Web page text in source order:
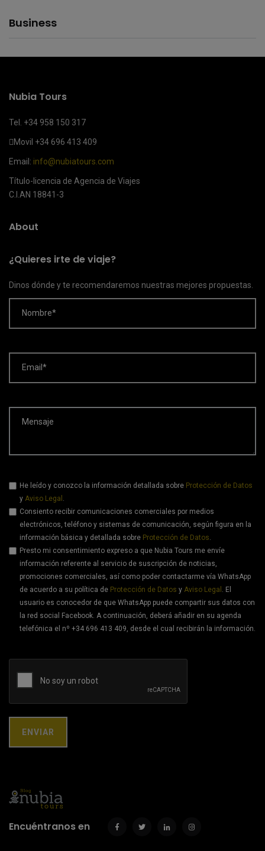
Business
Nubia Tours
Tel. +34 958 150 317
Movil +34 696 413 409
Email: info@nubiatours.com
Título-licencia de Agencia de Viajes
C.I.AN 18841-3
About
¿Quieres irte de viaje?
Dinos dónde y te recomendaremos nuestras mejores propuestas.
Nombre*
Email*
Mensaje
He leído y conozco la información detallada sobre Protección de Datos
y Aviso Legal
Consiento recibir comunicaciones comerciales por medios
electrónicos, teléfono y sistemas de comunicación, según figura en la
información básica y detallada sobre Protección de Datos
Presto mi consentimiento expreso a que Nubia Tours me envíe
información referente al servicio de suscripción de noticias,
promociones comerciales, así como poder contactarme vía WhatsApp
de acuerdo a su política de Protección de Datos y Aviso Legal
. El
usuario es conocedor de que WhatsApp puede compartir sus datos con
la red social Facebook. A continuación, deberá añadir en su agenda
telefónica el nº +34 696 413 409, desde el cual recibirán la información.
Encuéntranos en